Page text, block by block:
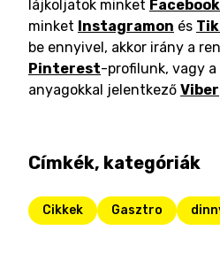
lájkoljatok minket
minket Instagramon és
be ennyivel, akkor irány a
Pinterest-profilunk, vagy
anyagokkal jelentkező Viber
Címkék, kategóriák
Cikkek Gasztro